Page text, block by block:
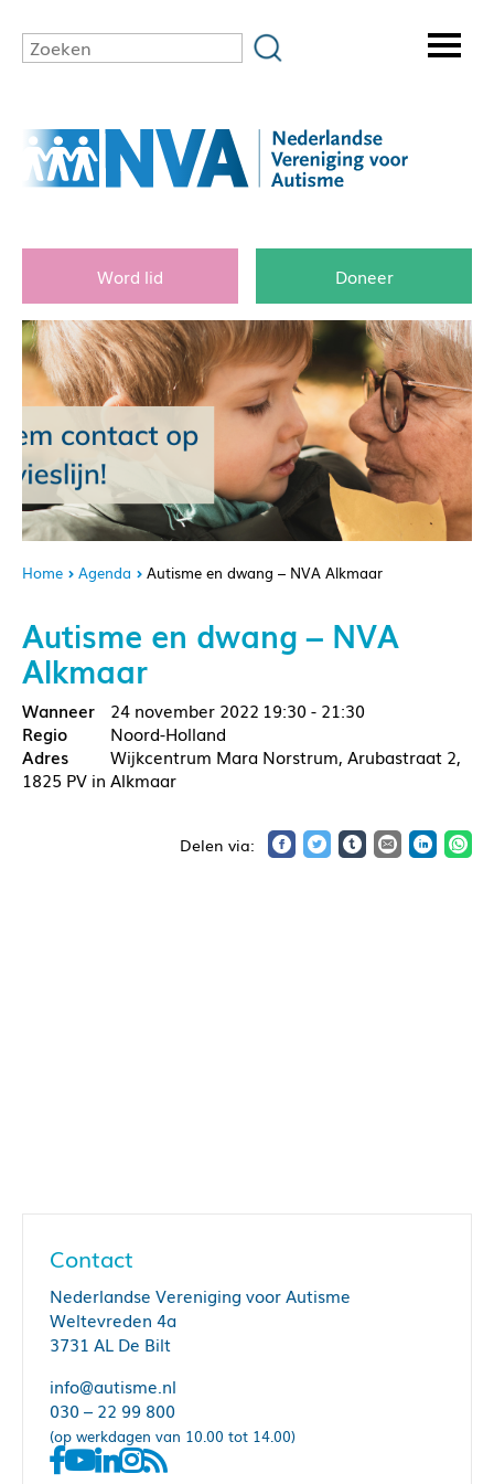
Word lid Doneer
Home Agenda Autisme en dwang – NVA Alkmaar
Autisme en dwang – NVA
Alkmaar
24 november 2022 19:30 - 21:30
Noord-Holland
Wijkcentrum Mara Norstrum, Arubastraat 2,
1825 PV in Alkmaar
Contact
Nederlandse Vereniging voor Autisme
Weltevreden 4a
3731 AL De Bilt
info@autisme.nl
030 – 22 99 800
(op werkdagen van 10.00 tot 14.00)